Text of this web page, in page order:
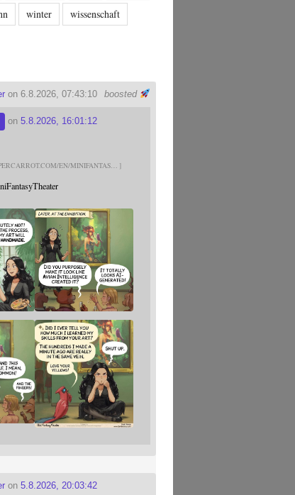
winter wissenschaft
boosted
on 6.8.2026, 07:43:10
on5.8.2026, 16:01:12
EN/MINIFANTAS
on5.8.2026, 20:03:42